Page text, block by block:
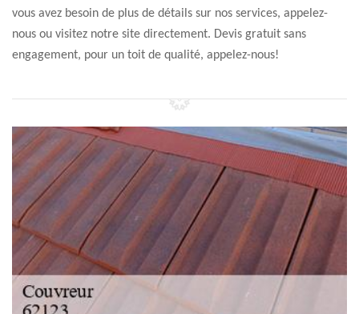
vous avez besoin de plus de détails sur nos services, appelez-
nous ou visitez notre site directement. Devis gratuit sans
engagement, pour un toit de qualité, appelez-nous!